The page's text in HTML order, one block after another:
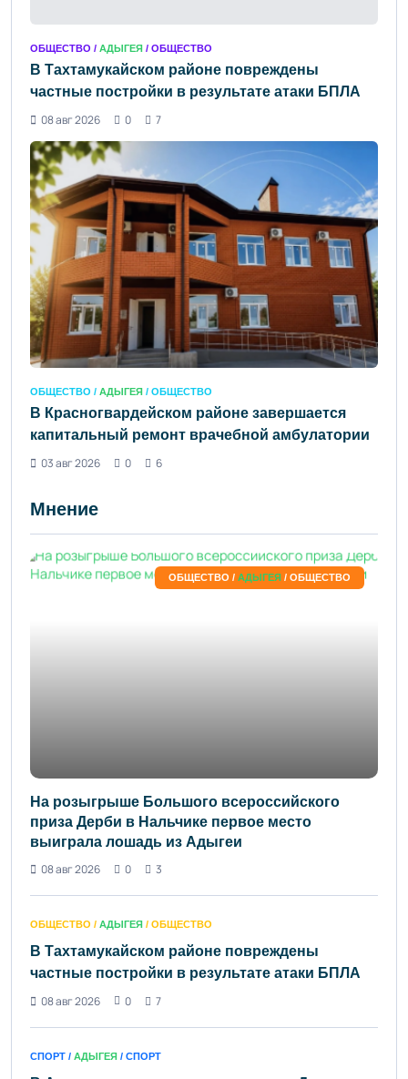
ОБЩЕСТВО / АДЫГЕЯ / ОБЩЕСТВО
В Тахтамукайском районе повреждены
частные постройки в результате атаки БПЛА
08 авг 2026
0 7
ОБЩЕСТВО / АДЫГЕЯ / ОБЩЕСТВО
В Красногвардейском районе завершается
капитальный ремонт врачебной амбулатории
03 авг 2026
0 6
Мнение
ОБЩЕСТВО / АДЫГЕЯ / ОБЩЕСТВО
На розыгрыше Большого всероссийского
приза Дерби в Нальчике первое место
выиграла лошадь из Адыгеи
08 авг 2026
0 3
ОБЩЕСТВО / АДЫГЕЯ / ОБЩЕСТВО
В Тахтамукайском районе повреждены
частные постройки в результате атаки БПЛА
08 авг 2026
0 7
СПОРТ / АДЫГЕЯ / СПОРТ